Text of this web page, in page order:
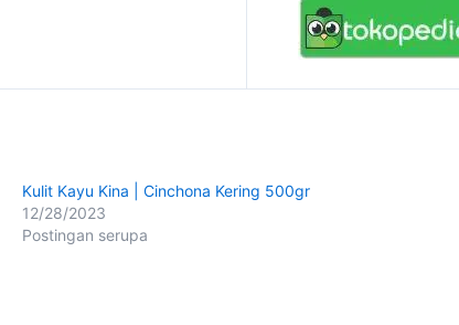
Kulit Kayu Kina | Cinchona Kering 500gr
12/28/2023
Postingan serupa